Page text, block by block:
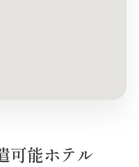
可能ホテル